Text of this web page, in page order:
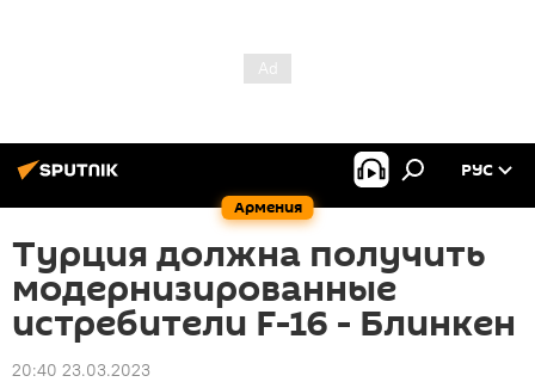
Армения
РУС
Турция должна получить
модернизированные
истребители F-16 - Блинкен
20:40 23.03.2023